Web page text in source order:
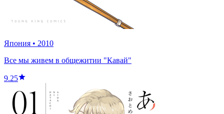
Япония • 2010
Все мы живем в общежитии "Кавай"
9.25